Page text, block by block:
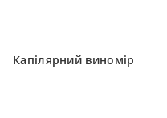
Капілярний виномір